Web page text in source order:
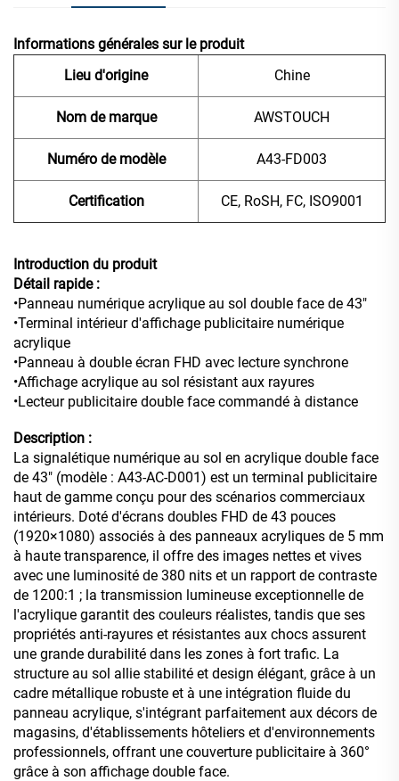
Informations générales sur le produit
Lieu d'origine
Chine
Nom de marque AWSTOUCH
Numéro de modèle A43-FD003
Certification CE, RoSH, FC, ISO9001
Introduction du produit
Détail rapide :
•Panneau numérique acrylique au sol double face de 43"
•Terminal intérieur d'affichage publicitaire numérique
acrylique
•Panneau à double écran FHD avec lecture synchrone
•Affichage acrylique au sol résistant aux rayures
•Lecteur publicitaire double face commandé à distance
Description :
La signalétique numérique au sol en acrylique double face
de 43" (modèle : A43-AC-D001) est un terminal publicitaire
haut de gamme conçu pour des scénarios commerciaux
intérieurs. Doté d'écrans doubles FHD de 43 pouces
(1920×1080) associés à des panneaux acryliques de 5 mm
à haute transparence, il offre des images nettes et vives
avec une luminosité de 380 nits et un rapport de contraste
de 1200:1 ; la transmission lumineuse exceptionnelle de
l'acrylique garantit des couleurs réalistes, tandis que ses
propriétés anti-rayures et résistantes aux chocs assurent
une grande durabilité dans les zones à fort trafic. La
structure au sol allie stabilité et design élégant, grâce à un
cadre métallique robuste et à une intégration fluide du
panneau acrylique, s'intégrant parfaitement aux décors de
magasins, d'établissements hôteliers et d'environnements
professionnels, offrant une couverture publicitaire à 360°
grâce à son affichage double face.